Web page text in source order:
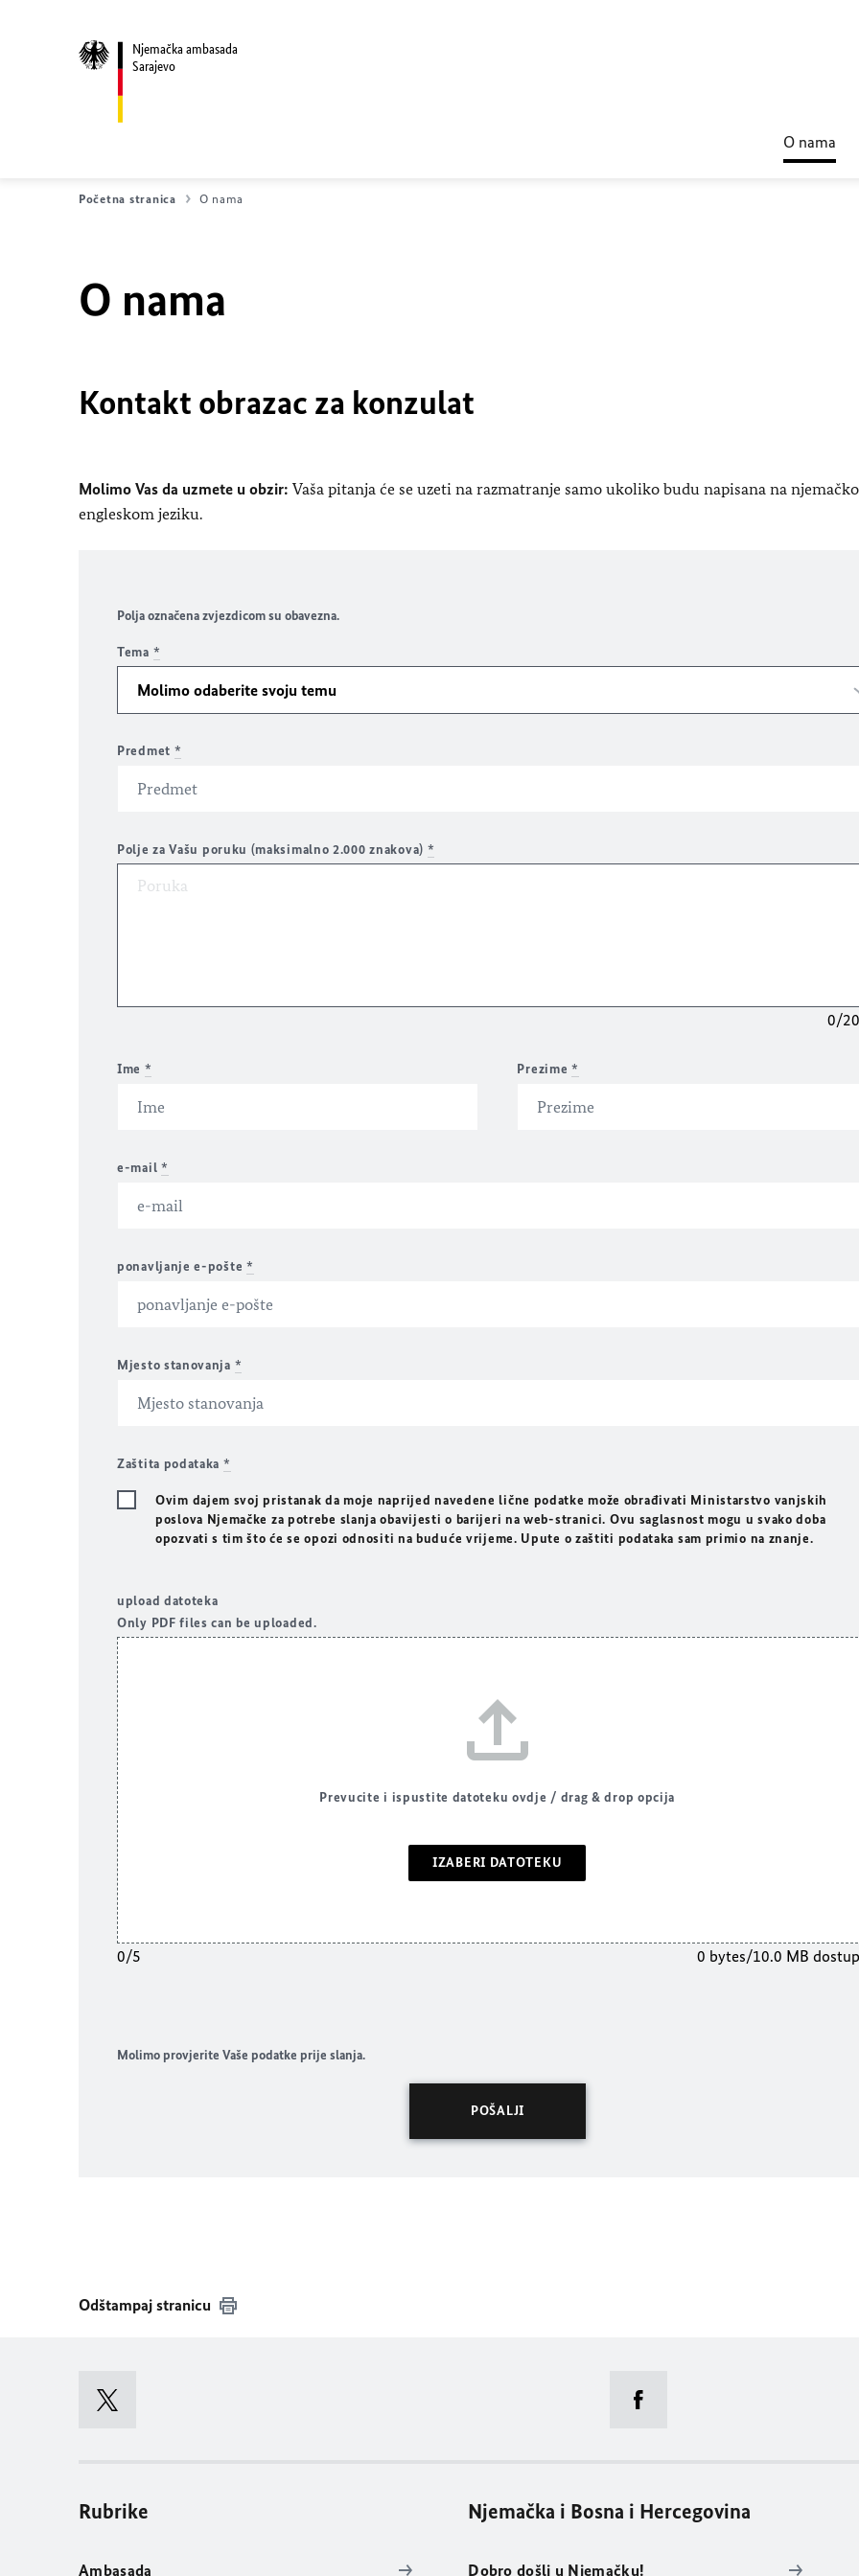
Njemačka ambasada
Sarajevo
O nama
Početna stranica O nama
O nama
Kontakt obrazac za konzulat
Molimo Vas da uzmete u obzir: Vaša pitanja će se uzeti na razmatranje samo ukoliko budu napisana na
engleskom jeziku.
Polja označena zvjezdicom su obavezna.
Tema *
Predmet *
Polje za Vašu poruku (maksimalno 2.000 znakova) *
0/
Ime * Prezime*
e-mail *
ponavljanje e-pošte *
Mjesto stanovanja *
Zaštita podataka *
Ovim dajem svoj pristanak da moje naprijed navedene lične podatke može obrađivati Ministarstvo vanjskih
poslova Njemačke za potrebe slanja obavijesti o barijeri na web-stranici. Ovu saglasnost mogu u svako doba
opozvati s tim što će se opozi odnositi na buduće vrijeme. Upute o zaštiti podataka sam primio na znanje.
upload datoteka
Only PDF files can be uploaded.
Prevucite i ispustite datoteku ovdje / drag & drop opcija
IZABERI DATOTEKU
0/5 0 bytes/10.0 MB
Molimo provjerite Vaše podatke prije slanja.
Odštampaj stranicu
Rubrike
Ambasada
Njemačka i Bosna i Hercegovina
Dobro došli u Njemačku!